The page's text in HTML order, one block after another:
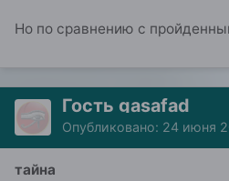
Но по сравнению с
Гость gasafad
Опубликовано: 24 июня
тайна